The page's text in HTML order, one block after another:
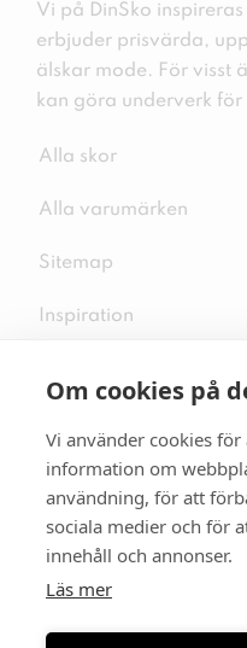
Om cookies på
Vi använder cookies
information om
användning, för att
sociala medier och för
innehåll och annonser.
Läs mer
Vi på DinSko
erbjuder prisvärda,
älskar mode. För visst
kan göra underverk för
Alla skor
Alla varumärken
Sitemap
Inspiration
Följ oss på sociala
Se mer skor: